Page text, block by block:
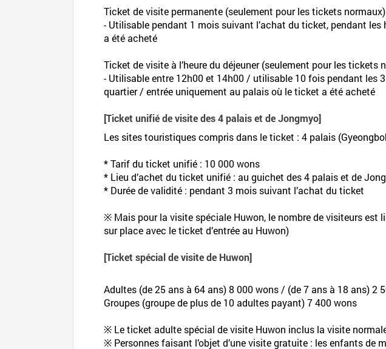
Ticket de visite permanente (seulement pour les tickets
- Utilisable pendant 1 mois suivant l’achat du ticket, pendant
a été acheté
Ticket de visite à l’heure du déjeuner (seulement pour les tickets
- Utilisable entre 12h00 et 14h00 / utilisable 10 fois pendant les
quartier / entrée uniquement au palais où le ticket a été acheté
[Ticket unifié de visite des 4 palais et de Jongmyo]
Les sites touristiques compris dans le ticket : 4 palais
* Tarif du ticket unifié : 10 000 wons
* Lieu d’achet du ticket unifié : au guichet des 4 palais et de
* Durée de validité : pendant 3 mois suivant l’achat du ticket
※ Mais pour la visite spéciale Huwon, le nombre de visiteurs
sur place avec le ticket d’entrée au Huwon)
[Ticket spécial de visite de Huwon]
Adultes (de 25 ans à 64 ans) 8 000 wons / (de 7 ans à 18 ans) 2
Groupes (groupe de plus de 10 adultes payant) 7 400 wons
※ Le ticket adulte spécial de visite Huwon inclus la visite
※ Personnes faisant l’objet d’une visite gratuite : les enfants de